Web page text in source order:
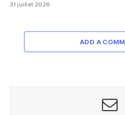
31 juillet 2026
ADD A